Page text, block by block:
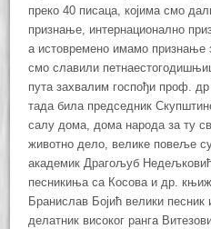
преко 40 писаца, којима смо
признање, интернационално
а истовремено имамо признање
смо славили
пута захвалим госпођи проф.
тада била председник
салу дома, дома народа за ту
животно дело, велике повеље
академик Драгољуб
песникиња са Косова и др.
Бранислав Бојић велики песник
делатник високог ранга